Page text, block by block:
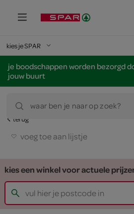
kies je SPAR
je boodschappen worden bezorgd
jouw buurt
waar ben je naar op zoek?
terug
voeg toe aan lijstje
kies een winkel voor actuele